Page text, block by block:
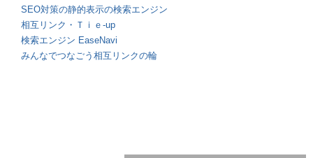
SEO対策の静的表示の検索エンジン
相互リンク・Ｔｉｅ-up
検索エンジン EaseNavi
みんなでつなごう相互リンクの輪